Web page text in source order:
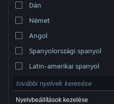
Dán
Német
Angol
Spanyolországi spanyol
Latin-amerikai spanyol
Nyelvbeállítások kezelése